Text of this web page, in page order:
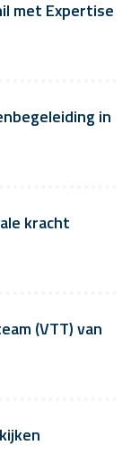
met Expertise
in
kracht
(VTT) van